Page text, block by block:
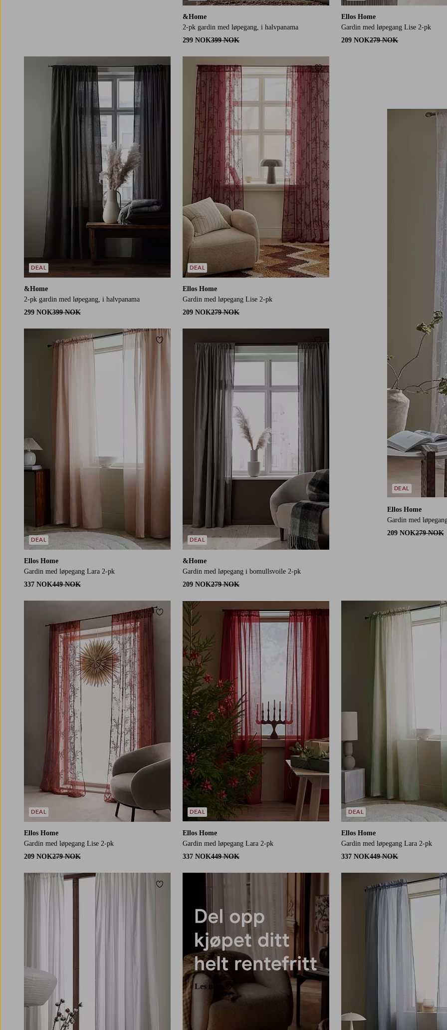
Ellos Home
Gardin med
209 NOK279 NOK
DEAL
&Home
2-pk gardin med løpegang, i halvpanama
299 NOK399 NOK
Ellos Home
Gardin med løpegang Lise 2-pk
209 NOK279 NOK
&Home
2-pk gardin med løpegang, i halvpanama
299 NOK399 NOK
DEAL
Legg til favoritter
Ellos Home
Gardin med løpegang Lise 2-pk
209 NOK279 NOK
DEAL
Legg til favoritter
220
Ellos Home
Gardin med løpegang Lara 2-pk
337 NOK449 NOK
DEAL
Legg til favoritter
&Home
Gardin med løpegang i bomullsvoile 2-pk
209 NOK279 NOK
DEAL
Legg til favoritter
Ellos Home
Gardin med løpegang Lise 2-pk
209 NOK279 NOK
DEAL
Legg til favoritter
Ellos Home
Gardin med løpegang Lara 2-pk
337 NOK449 NOK
DEAL
Legg til favoritter
220250
Ellos Home
Gardin med løpegang Lara 2-pk
337 NOK449 NOK
DEAL
Legg til favoritter
Les mer